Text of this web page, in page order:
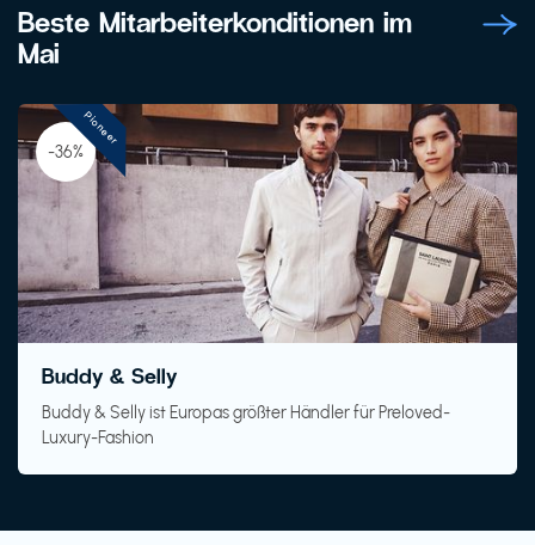
Beste Mitarbeiterkonditionen im
Mai
-36%
Buddy & Selly
Buddy & Selly ist Europas größter Händler für Preloved-
Luxury-Fashion
Pioneer